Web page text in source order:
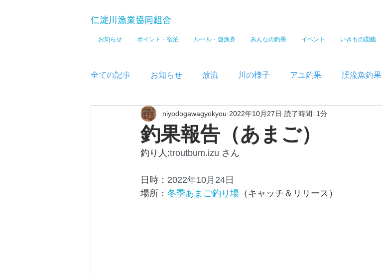
仁淀川漁業協同組合
お知らせ ポイント・宿泊 ルール・遊漁券 みんなの釣果 イベント いきもの図鑑
全ての記事 お知らせ 放流 川の様子 アユ釣果 渓流魚釣果
メディア
釣果報告（あまご）
niyodogawagyokyou 2022年10月27日 読了時間: 1分
釣り人:troutbum.izu さん
日時： 2022年10月24日
場所： 冬季あまご釣り場 （キャッチ＆リリース）